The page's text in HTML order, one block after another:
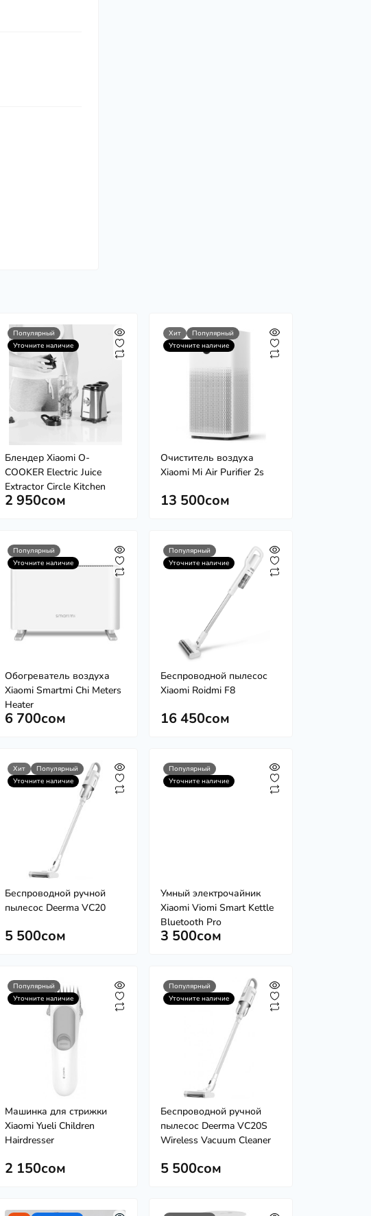
Популярный
Уточните наличие
Блендер Xiaomi O-
COOKER Electric Juice
Extractor Circle Kitchen
2 950сом
Хит
Популярный
Уточните наличие
Очиститель воздуха
Xiaomi Mi Air Purifier 2s
13 500сом
Популярный
Уточните наличие
Обогреватель воздуха
Xiaomi Smartmi Chi Meters
Heater
6 700сом
Популярный
Уточните наличие
Беспроводной пылесос
Xiaomi Roidmi F8
16 450сом
Хит
Популярный
Уточните наличие
Беспроводной ручной
пылесос Deerma VC20
5 500сом
Популярный
Уточните наличие
Умный электрочайник
Xiaomi Viomi Smart Kettle
Bluetooth Pro
3 500сом
Популярный
Уточните наличие
Машинка для стрижки
Xiaomi Yueli Children
Hairdresser
2 150сом
Популярный
Уточните наличие
Беспроводной ручной
пылесос Deerma VC20S
Wireless Vacuum Cleaner
5 500сом